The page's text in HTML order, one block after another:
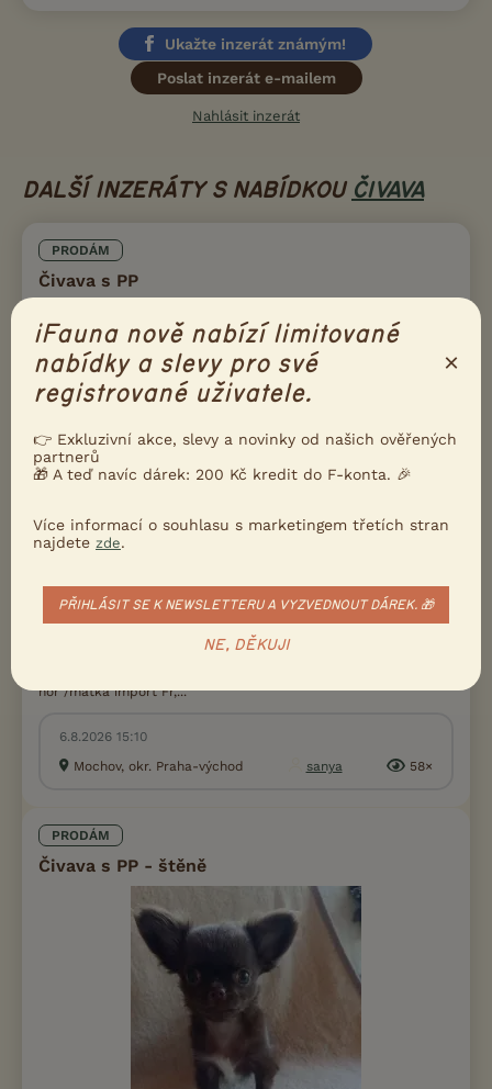
Ukažte inzerát známým!
Poslat inzerát e-mailem
Nahlásit inzerát
DALŠÍ INZERÁTY S NABÍDKOU ČIVAVA
PRODÁM
Čivava s PP
Prodám Čivavu - CHS Z Jasmínových hor nabízí k prodeji
štěňátka čivavy krátkosrsté s PP,fenky a psík po importovaném
hor /matka import Fr,...
6.8.2026 15:10
Mochov, okr. Praha-východ
sanya 58×
PRODÁM
Čivava s PP - štěně
iFauna nově nabízí limitované
nabídky a slevy pro své
registrované uživatele.
×
👉 Exkluzivní akce, slevy a novinky od našich ověřených
partnerů
🎁 A teď navíc dárek: 200 Kč kredit do F-konta. 🎉
Více informací o souhlasu s marketingem třetích stran
najdete zde.
PŘIHLÁSIT SE K NEWSLETTERU A VYZVEDNOUT DÁREK. 🎁
NE, DĚKUJI